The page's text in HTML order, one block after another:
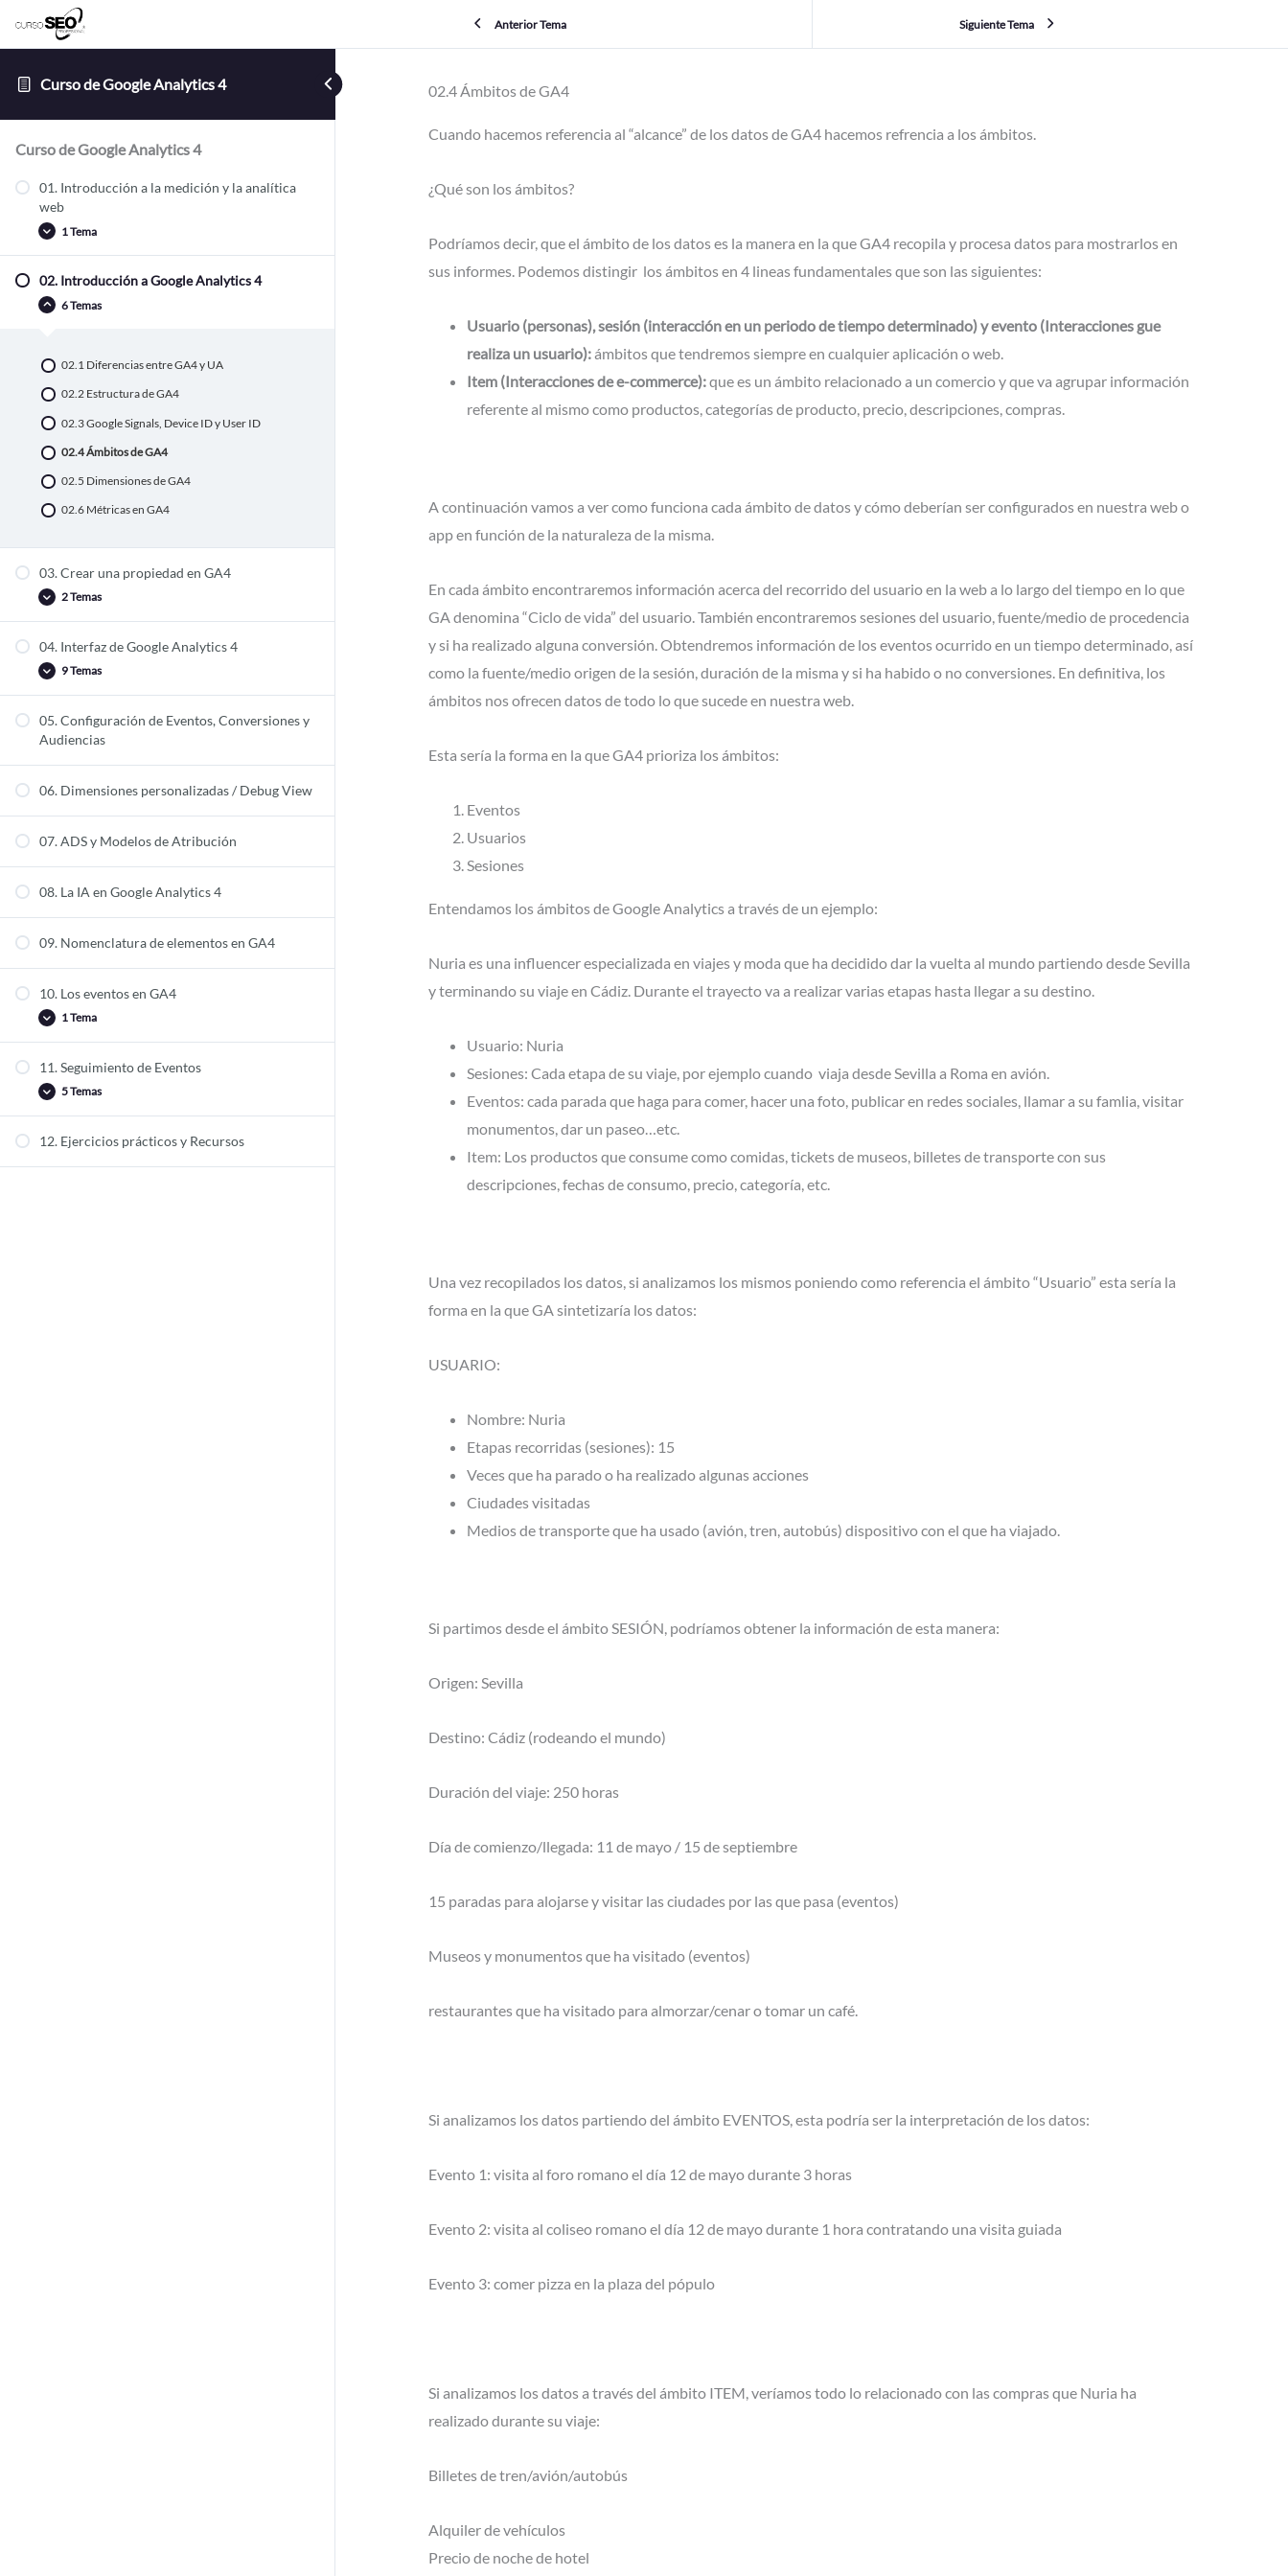
Curso de Google Analytics 4
Curso de Google Analytics 4
01. Introducción a la medición y la analítica
web
1 Tema
01.1 Fundamentos: métricas y dimensiones
02. Introducción a Google Analytics 4
6 Temas
02.1 Diferencias entre GA4 y UA
02.2 Estructura de GA4
02.3 Google Signals, Device ID y User ID
02.4 Ámbitos de GA4
02.5 Dimensiones de GA4
02.6 Métricas en GA4
03. Crear una propiedad en GA4
2 Temas
03.1 Configurar propiedades en GA4
04. Interfaz de Google Analytics 4
9 Temas
04.1 Informes de GA4
4.1.2 Informes de adquisición
4.1.3 Informes de Interacción
4.1.4 Informes de monetización
05. Configuración de Eventos, Conversiones y
Audiencias
06. Dimensiones personalizadas / Debug View
07. ADS y Modelos de Atribución
08. La IA en Google Analytics 4
09. Nomenclatura de elementos en GA4
10. Los eventos en GA4
1 Tema
10.1 Tipología de Eventos
11. Seguimiento de Eventos
5 Temas
11.1 Seguimiento de clics personalizados
12. Ejercicios prácticos y Recursos
Anterior Tema Siguiente Tema
02.4 Ámbitos de GA4
Cuando hacemos referencia al “alcance” de los datos de GA4 hacemos refrencia a los ámbitos.
¿Qué son los ámbitos?
Podríamos decir, que el ámbito de los datos es la manera en la que GA4 recopila y procesa datos para mostrarlos en
sus informes. Podemos distingir los ámbitos en 4 lineas fundamentales que son las siguientes:
Usuario (personas), sesión (interacción en un periodo de tiempo determinado) y evento (Interacciones gue
realiza un usuario):ámbitos que tendremos siempre en cualquier aplicación o web.
Item (Interacciones de e-commerce):que es un ámbito relacionado a un comercio y que va agrupar información
referente al mismo como productos, categorías de producto, precio, descripciones, compras.
A continuación vamos a ver como funciona cada ámbito de datos y cómo deberían ser configurados en nuestra web o
app en función de la naturaleza de la misma.
En cada ámbito encontraremos información acerca del recorrido del usuario en la web a lo largo del tiempo en lo que
GA denomina “Ciclo de vida” del usuario. También encontraremos sesiones del usuario, fuente/medio de procedencia
y si ha realizado alguna conversión. Obtendremos información de los eventos ocurrido en un tiempo determinado, así
como la fuente/medio origen de la sesión, duración de la misma y si ha habido o no conversiones. En definitiva, los
ámbitos nos ofrecen datos de todo lo que sucede en nuestra web.
Esta sería la forma en la que GA4 prioriza los ámbitos:
Eventos
Usuarios
Sesiones
Entendamos los ámbitos de Google Analytics a través de un ejemplo:
Nuria es una influencer especializada en viajes y moda que ha decidido dar la vuelta al mundo partiendo desde Sevilla
y terminando su viaje en Cádiz. Durante el trayecto va a realizar varias etapas hasta llegar a su destino.
Usuario: Nuria
Sesiones: Cada etapa de su viaje, por ejemplo cuando viaja desde Sevilla a Roma en avión.
Eventos: cada parada que haga para comer, hacer una foto, publicar en redes sociales, llamar a su famlia, visitar
monumentos, dar un paseo…etc.
Item: Los productos que consume como comidas, tickets de museos, billetes de transporte con sus
descripciones, fechas de consumo, precio, categoría, etc.
Una vez recopilados los datos, si analizamos los mismos poniendo como referencia el ámbito “Usuario” esta sería la
forma en la que GA sintetizaría los datos:
USUARIO:
Nombre: Nuria
Etapas recorridas (sesiones): 15
Veces que ha parado o ha realizado algunas acciones
Ciudades visitadas
Medios de transporte que ha usado (avión, tren, autobús) dispositivo con el que ha viajado.
Si partimos desde el ámbito SESIÓN, podríamos obtener la información de esta manera:
Origen: Sevilla
Destino: Cádiz (rodeando el mundo)
Duración del viaje: 250 horas
Día de comienzo/llegada: 11 de mayo / 15 de septiembre
15 paradas para alojarse y visitar las ciudades por las que pasa (eventos)
Museos y monumentos que ha visitado (eventos)
restaurantes que ha visitado para almorzar/cenar o tomar un café.
Si analizamos los datos partiendo del ámbito EVENTOS, esta podría ser la interpretación de los datos:
Evento 1: visita al foro romano el día 12 de mayo durante 3 horas
Evento 2: visita al coliseo romano el día 12 de mayo durante 1 hora contratando una visita guiada
Evento 3: comer pizza en la plaza del pópulo
Si analizamos los datos a través del ámbito ITEM, veríamos todo lo relacionado con las compras que Nuria ha
realizado durante su viaje:
Billetes de tren/avión/autobús
Alquiler de vehículos
Precio de noche de hotel